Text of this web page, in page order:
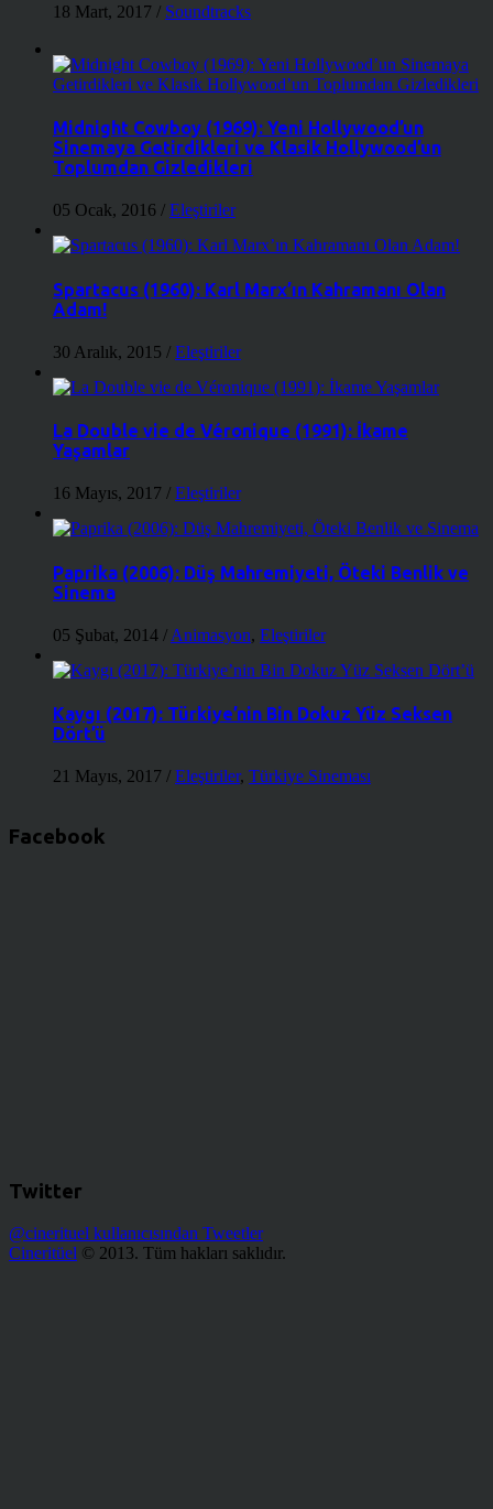
18 Mart, 2017 / Soundtracks
Midnight Cowboy (1969): Yeni Hollywood’un
Sinemaya Getirdikleri ve Klasik Hollywood’un
Toplumdan Gizledikleri
05 Ocak, 2016 / Eleştiriler
Spartacus (1960): Karl Marx’ın Kahramanı Olan
Adam!
30 Aralık, 2015 / Eleştiriler
La Double vie de Véronique (1991): İkame
Yaşamlar
16 Mayıs, 2017 / Eleştiriler
Paprika (2006): Düş Mahremiyeti, Öteki Benlik ve
Sinema
05 Şubat, 2014 / Animasyon, Eleştiriler
Kaygı (2017): Türkiye’nin Bin Dokuz Yüz Seksen
Dört’ü
21 Mayıs, 2017 / Eleştiriler, Türkiye Sineması
Facebook
Twitter
@cinerituel kullanıcısından Tweetler
Cineritüel © 2013. Tüm hakları saklıdır.